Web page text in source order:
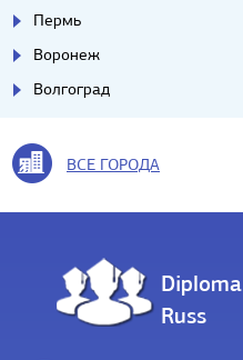
Пермь
Воронеж
Волгоград
ВСЕ ГОРОДА
Diploma
Russ